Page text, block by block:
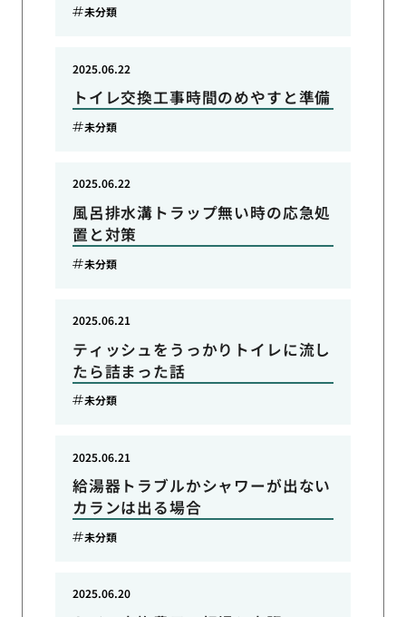
未分類
トイレ交換工事時間のめやすと準備
2025.06.22
未分類
風呂排水溝トラップ無い時の応急処
置と対策
2025.06.22
未分類
ティッシュをうっかりトイレに流し
たら詰まった話
2025.06.21
未分類
給湯器トラブルかシャワーが出ない
カランは出る場合
2025.06.21
未分類
2025.06.20